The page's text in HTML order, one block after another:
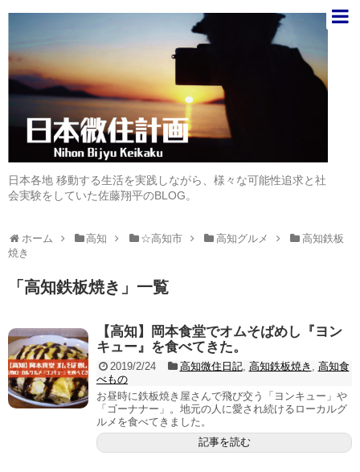
日本各地 移動する生活を実践しながら、様々な可能性追求と社
会実験をしていた佐藤翔平のBLOG。
ホーム 高知 ☆高知市 高知グルメ
高知鉄板
焼き
「 高知鉄板焼き 」 一覧
【高知】岡本食堂でオムそばめし『ヨン
キュー』を食べてきた。
2019/2/24 高知微住日記, 高知鉄板焼き , 高知食
べもの
お昼時に鉄板焼き屋さんで飛び交う「ヨンキュー」や
「ゴーナナー」。地元の人に愛され続けるローカルグ
ルメを食べてきました。
記事を読む